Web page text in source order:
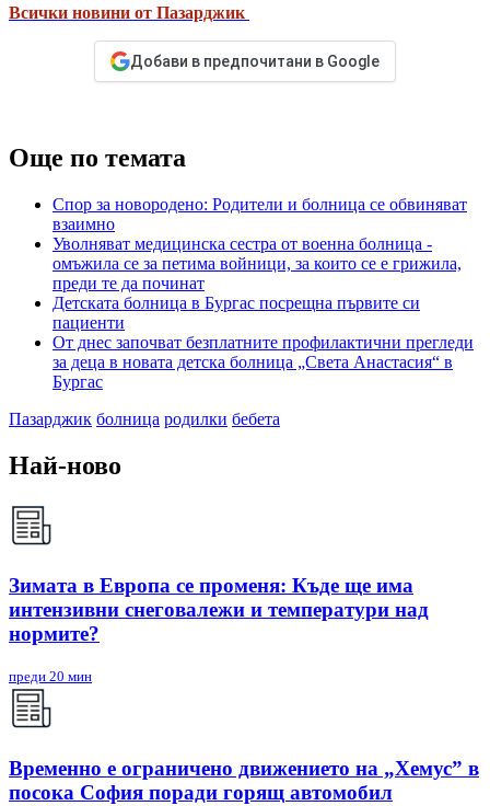
Всички новини от Пазарджик
Добави в предпочитани в Google
Още по темата
Спор за новородено: Родители и болница се обвиняват
взаимно
Уволняват медицинска сестра от военна болница -
омъжила се за петима войници, за които се е грижила,
преди те да починат
Детската болница в Бургас посрещна първите си
пациенти
От днес започват безплатните профилактични прегледи
за деца в новата детска болница „Света Анастасия“ в
Бургас
Пазарджик болница родилки бебета
Най-ново
Зимата в Европа се променя: Къде ще има
интензивни снеговалежи и температури над
нормите?
преди 20 мин
Временно е ограничено движението на „Хемус” в
посока София поради горящ автомобил